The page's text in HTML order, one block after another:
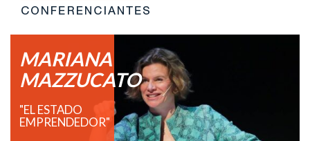
MARIANA
MAZZUCATO
"EL ESTADO
EMPRENDEDOR"